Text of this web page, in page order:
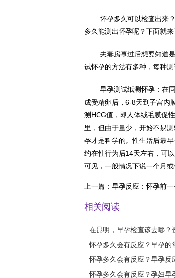
怀孕多久可以检查出来
多久能测出怀孕呢？下面就
夫妻房事过后想要知道
试怀孕的方法有多种，每种
早孕测试纸测怀孕：在
成受精卵后，6-8天到子宫内
测HCG值，即人体绒毛膜促
里，但由于量少，开始不易
孕才是科学的。性生活后最
约在性行为后14天左右，可
可见，一般情况下说一个月
上一篇： 早孕反应：怀孕前
相关阅读
在昆明，早孕检查该去哪？
怀孕多久会有反应？早孕的
怀孕多久会有反应？早孕反
怀孕多久会有反应？孕妇早